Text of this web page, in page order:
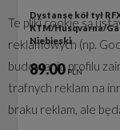
Dystanse kół tył
KTM/Husqvarna/
Niebieski
89.00 PLN
Te pliki cookie są
reklamowych (np.
budowania profilu
trafnych reklam na
braku reklam, ale